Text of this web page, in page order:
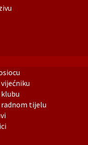
tijelu